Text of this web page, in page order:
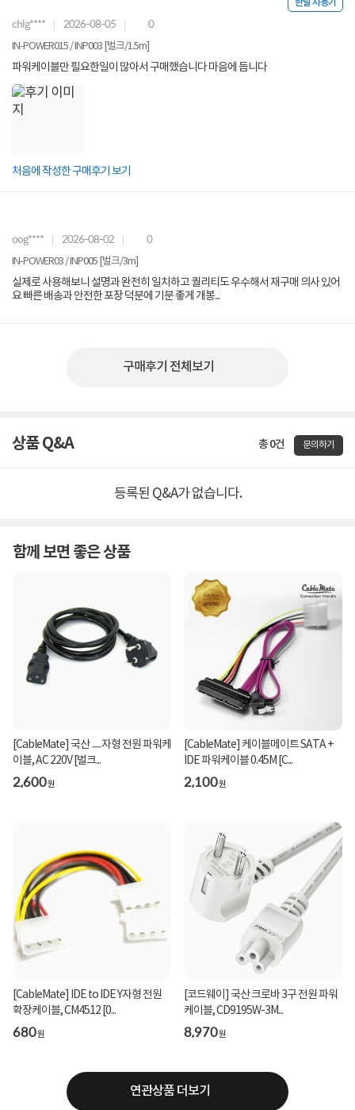
한달 사용기
chlg**** 2026-08-05 0
IN-POWER015 / INP003 [벌크/1.5m]
파워케이블만 필요한일이 많아서 구매했습니다 마음에 듭니다
처음에 작성한 구매후기 보기
oog**** 2026-08-02 0
IN-POWER03 / INP005 [벌크/3m]
실제로 사용해보니 설명과 완전히 일치하고 퀄리티도 우수해서 재구매 의사 있어
요 빠른 배송과 안전한 포장 덕분에 기분 좋게 개봉...
구매후기 전체보기
상품 Q&A 총 0건 문의하기
등록된 Q&A가 없습니다.
함께 보면 좋은 상품
[CableMate] 국산 ㅡ자형 전원 파워케
이블, AC 220V [벌크...
2,600원
[CableMate] 케이블메이트 SATA +
IDE 파워케이블 0.45M [C...
2,100원
[CableMate] IDE to IDE Y자형 전원
확장케이블, CM4512 [0...
680원
[코드웨이] 국산 크로바 3구 전원 파워
케이블, CD9195W-3M...
8,970원
연관상품 더보기